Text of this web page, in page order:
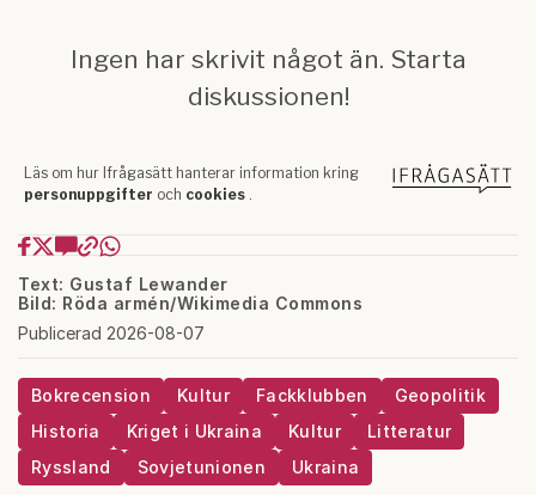
Text: Gustaf Lewander
Bild: Röda armén/Wikimedia Commons
Publicerad 2026-08-07
Bokrecension Kultur Fackklubben
Geopolitik
Historia
Kriget i Ukraina Kultur
Litteratur
Ryssland
Sovjetunionen Ukraina